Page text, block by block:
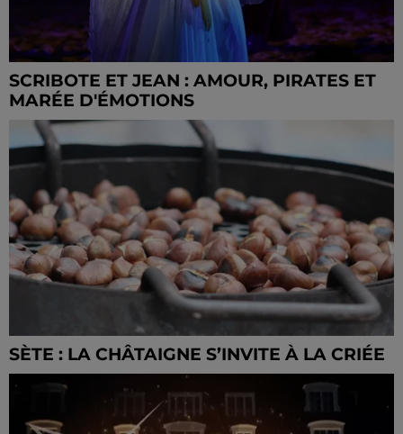
SCRIBOTE ET JEAN : AMOUR, PIRATES ET
MARÉE D'ÉMOTIONS
SÈTE : LA CHÂTAIGNE S’INVITE À LA CRIÉE